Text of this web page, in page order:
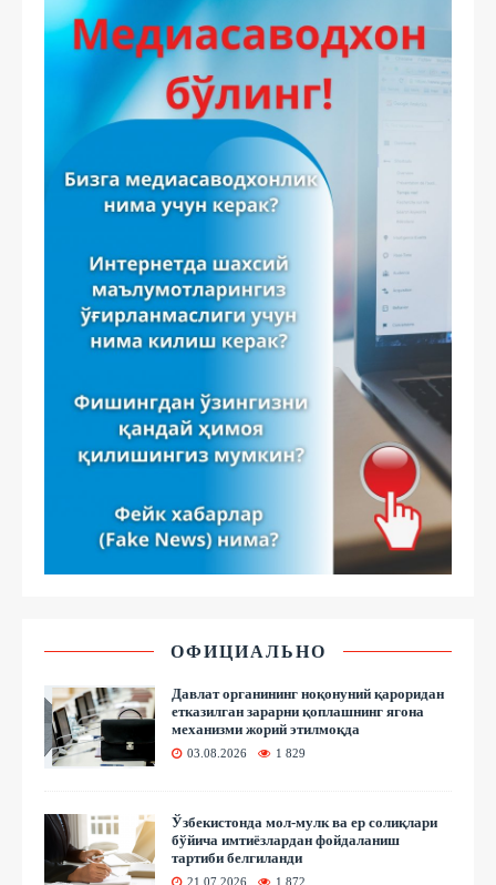
ОФИЦИАЛЬНО
Давлат органининг ноқонуний қароридан
етказилган зарарни қоплашнинг ягона
механизми жорий этилмоқда
03.08.2026 1 829
Ўзбекистонда мол-мулк ва ер солиқлари
бўйича имтиёзлардан фойдаланиш
тартиби белгиланди
21.07.2026 1 872